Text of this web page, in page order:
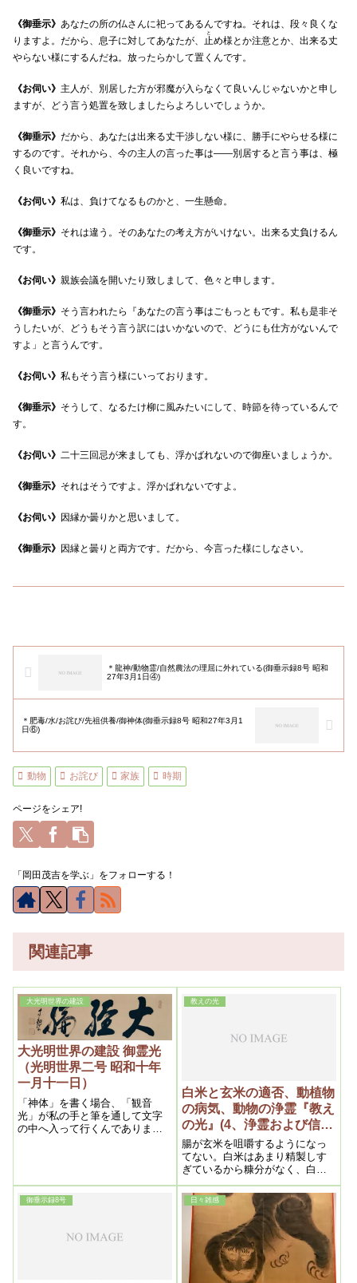
《御垂示》 あなたの所の仏さんに祀ってあるんですね。それは、段々良くな
りますよ。だから、息子に対してあなたが、 止
と
め様とか注意とか、出来る丈
やらない様にするんだね。放ったらかして置くんです。
《お伺い》 主人が、別居した方が邪魔が入らなくて良いんじゃないかと申し
ますが、どう言う処置を致しましたらよろしいでしょうか。
《御垂示》 だから、あなたは出来る丈干渉しない様に、勝手にやらせる様に
するのです。それから、今の主人の言った事は――別居すると言う事は、極
く良いですね。
《お伺い》 私は、負けてなるものかと、一生懸命。
《御垂示》 それは違う。そのあなたの考え方がいけない。出来る丈負けるん
です。
《お伺い》 親族会議を開いたり致しまして、色々と申します。
《御垂示》 そう言われたら『あなたの言う事はごもっともです。私も是非そ
うしたいが、どうもそう言う訳にはいかないので、どうにも仕方がないんで
すよ」と言うんです。
《お伺い》 私もそう言う様にいっております。
《御垂示》 そうして、なるたけ柳に風みたいにして、時節を待っているんで
す。
《お伺い》 二十三回忌が来ましても、浮かばれないので御座いましょうか。
《御垂示》 それはそうですよ。浮かばれないですよ。
《お伺い》 因縁か曇りかと思いまして。
《御垂示》 因縁と曇りと両方です。だから、今言った様にしなさい。
＊龍神/動物霊/自然農法の理屈に外れている(御垂示録8号 昭和
27年3月1日④)
＊肥毒/水/お詫び/先祖供養/御神体(御垂示録8号 昭和27年3月1
日⑥)
動物 お詫び 家族 時期
ページをシェア!
「岡田茂吉を学ぶ」をフォローする！
関連記事
大光明世界の建設
大光明世界の建設 御霊光
（光明世界二号 昭和十年
一月十一日）
「神体」を書く場合、「観音
光」が私の手と筆を通して文字
の中へ入って行くんでありま
障りが解消して行くんでありま
教えの光
白米と玄米の適否、動植物
の病気、動物の浄霊『教え
の光』(4、浄霊および信仰
上の問題）昭和二十六年五
月二十日)
腸が玄米を咀嚼するようになっ
てない。白米はあまり精製しす
ぎているから糠分がなく、白米
中毒によって脚気(かっけ)が起り
やすい。また化学肥料の害も
軽々にはできない。白米に微量
ではあるが、硫安のごとき毒素
が含まれる以上人間は弱る
御垂示録8号 日々雑感